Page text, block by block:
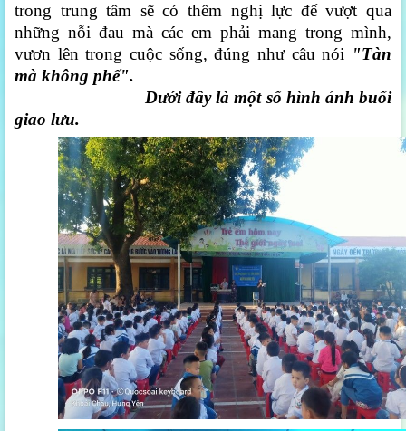
trong trung tâm sẽ có thêm nghị lực để vượt qua
những nỗi đau mà các em phải mang trong mình,
vươn lên trong cuộc sống, đúng như câu nói "Tàn
mà không phế".
Dưới đây là một số hình ảnh buổi
giao lưu.